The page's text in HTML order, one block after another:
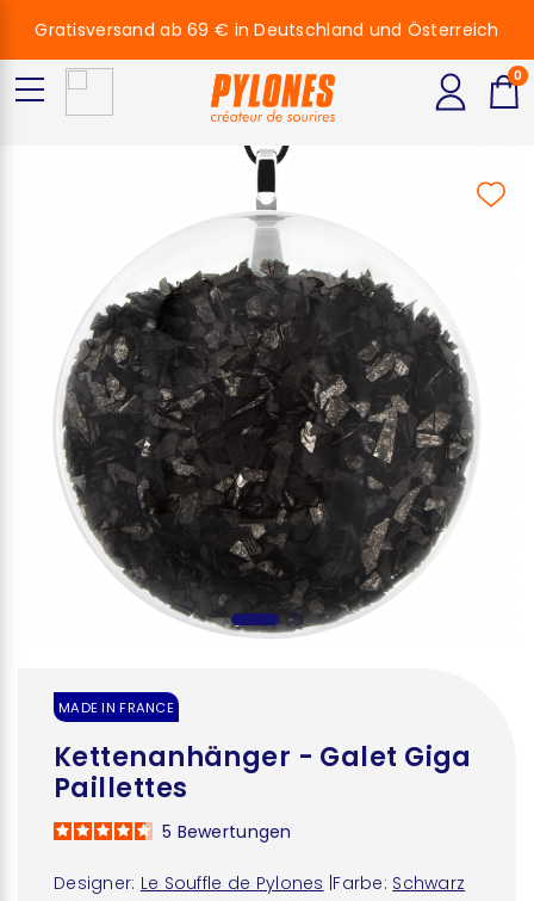
MADE IN FRANCE
Kettenanhänger - Galet Giga
Paillettes
Designer: Le Souffle de Pylones Farbe: Schwarz
5 Bewertungen
Gratisversand ab 69 € in Deutschland und Österreich
0